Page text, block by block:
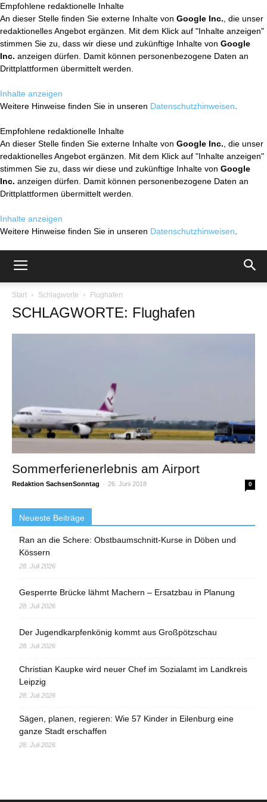
Empfohlene redaktionelle Inhalte
An dieser Stelle finden Sie externe Inhalte von Google Inc. , die unser
redaktionelles Angebot ergänzen. Mit dem Klick auf "Inhalte anzeigen"
stimmen Sie zu, dass wir diese und zukünftige Inhalte von Google
Inc. anzeigen dürfen. Damit können personenbezogene Daten an
Drittplattformen übermittelt werden.
Inhalte anzeigen
Weitere Hinweise finden Sie in unseren Datenschutzhinweisen
Empfohlene redaktionelle Inhalte
An dieser Stelle finden Sie externe Inhalte von Google Inc. , die unser
redaktionelles Angebot ergänzen. Mit dem Klick auf "Inhalte anzeigen"
stimmen Sie zu, dass wir diese und zukünftige Inhalte von Google
Inc. anzeigen dürfen. Damit können personenbezogene Daten an
Drittplattformen übermittelt werden.
Inhalte anzeigen
Weitere Hinweise finden Sie in unseren Datenschutzhinweisen
Start Schlagworte Flughafen
SCHLAGWORTE: Flughafen
Sommerferienerlebnis am Airport
Redaktion SachsenSonntag - 26. Juni 2018 0
Neueste Beiträge
Ran an die Schere: Obstbaumschnitt-Kurse in Döben und
Kössern
28. Juli 2026
Gesperrte Brücke lähmt Machern – Ersatzbau in Planung
28. Juli 2026
Der Jugendkarpfenkönig kommt aus Großpötzschau
28. Juli 2026
Christian Kaupke wird neuer Chef im Sozialamt im Landkreis
Leipzig
28. Juli 2026
Sägen, planen, regieren: Wie 57 Kinder in Eilenburg eine
ganze Stadt erschaffen
28. Juli 2026